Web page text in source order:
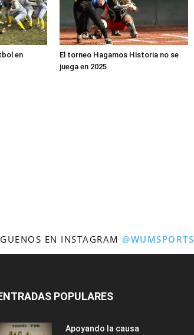
en
El torneo Hagamos Historia no se
juega en 2025
EN INSTAGRAM @WUMSPORTS
POPULARES
Apoyando la causa